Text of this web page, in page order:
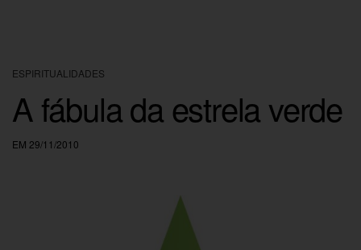
ESPIRITUALIDADES
A fábula da estrela verde
EM 29/11/2010